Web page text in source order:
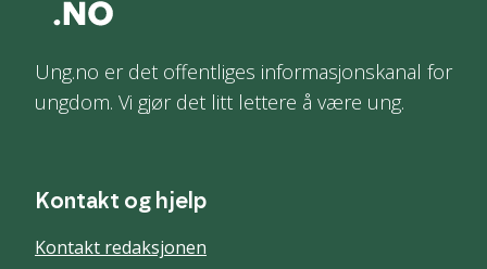
Ung.no er det offentliges informasjonskanal for
ungdom. Vi gjør det litt lettere å være ung.
Kontakt og hjelp
Kontakt redaksjonen